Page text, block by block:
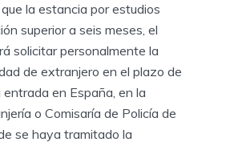
la estancia por estudios
superior a seis meses, el
solicitar personalmente la
de extranjero en el plazo de
entrada en España, en la
o Comisaría de Policía de
se haya tramitado la